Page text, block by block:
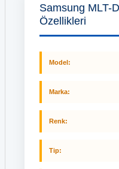
Samsung MLT-
Özellikleri
Model:
Marka:
Renk:
Tip: